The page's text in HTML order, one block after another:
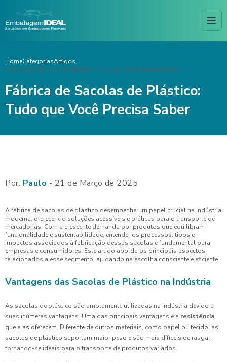
HomeCategoriasArtigos
Fábrica de Sacolas de Plástico: Tudo que Você Precisa Saber
Fábrica de Sacolas de Plástico:
Tudo que Você Precisa Saber
Por: Paulo - 21 de Março de 2025
A fábrica de sacolas de plástico desempenha um papel crucial na indústria
moderna, oferecendo soluções acessíveis e práticas para o transporte de
mercadorias. Com a crescente demanda por produtos que equilibram
funcionalidade e sustentabilidade, entender os processos, tipos e
impactos associados à fabricação dessas sacolas é fundamental para
empresas e consumidores. Este artigo aborda os principais aspectos
relacionados a esse segmento, ajudando na escolha consciente e eficiente.
Vantagens das Sacolas de Plástico na Indústria
As sacolas de plástico são amplamente utilizadas na indústria devido a
suas inúmeras vantagens. Uma das principais vantagens é a resistência
que elas oferecem. Diferente de outros materiais, como papel ou tecido, as
sacolas de plástico suportam maior peso e são mais difíceis de rasgar,
tornando-se ideais para o transporte de produtos variados.